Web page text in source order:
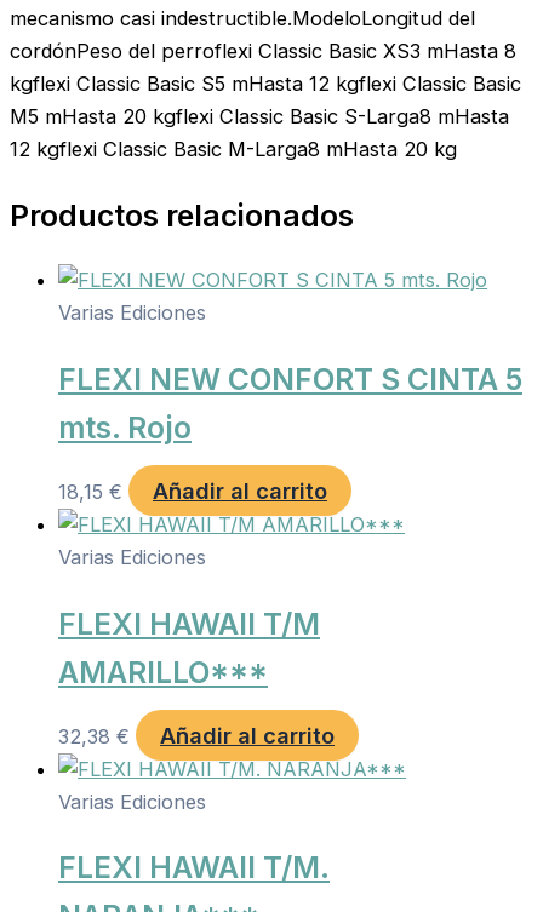
mecanismo casi indestructible.ModeloLongitud del
cordónPeso del perroflexi Classic Basic XS3 mHasta 8
kgflexi Classic Basic S5 mHasta 12 kgflexi Classic Basic
M5 mHasta 20 kgflexi Classic Basic S-Larga8 mHasta
12 kgflexi Classic Basic M-Larga8 mHasta 20 kg
Productos relacionados
Varias Ediciones
FLEXI NEW CONFORT S CINTA 5
mts. Rojo
18,15 € Añadir al carrito
Varias Ediciones
FLEXI HAWAII T/M
AMARILLO***
32,38 € Añadir al carrito
Varias Ediciones
FLEXI HAWAII T/M.